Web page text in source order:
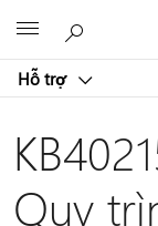
Hỗ trợ
Quy